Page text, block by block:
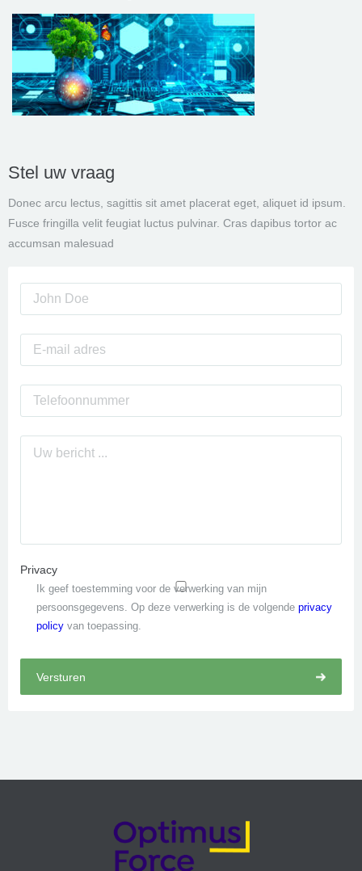
Stel uw vraag
Donec arcu lectus, sagittis sit amet placerat eget, aliquet id ipsum.
Fusce fringilla velit feugiat luctus pulvinar. Cras dapibus tortor ac
accumsan malesuad
Privacy
Ik geef toestemming voor de verwerking van mijn
persoonsgegevens. Op deze verwerking is de volgende privacy
policy van toepassing.